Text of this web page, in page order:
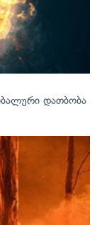
დათბობა